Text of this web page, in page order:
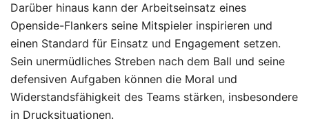
Darüber hinaus kann der Arbeitseinsatz eines
Openside-Flankers seine Mitspieler inspirieren und
einen Standard für Einsatz und Engagement setzen.
Sein unermüdliches Streben nach dem Ball und seine
defensiven Aufgaben können die Moral und
Widerstandsfähigkeit des Teams stärken, insbesondere
in Drucksituationen.